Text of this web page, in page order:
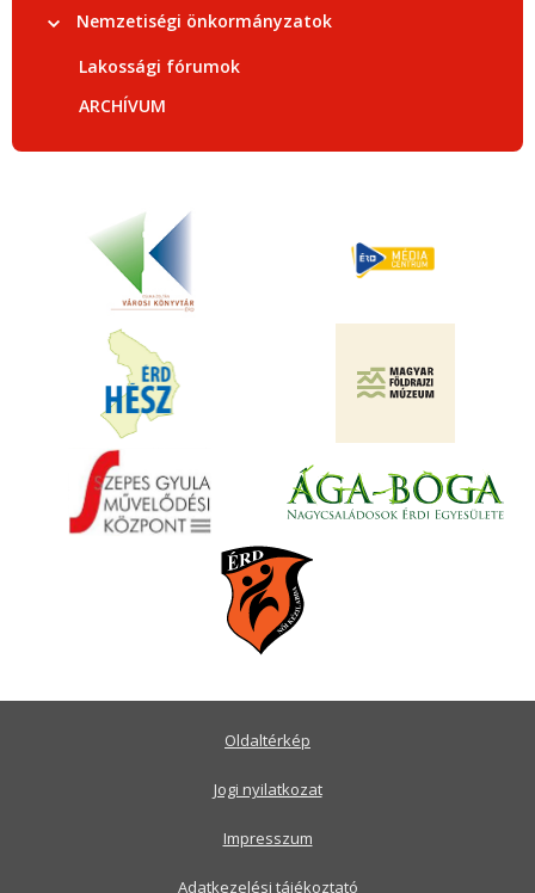
Nemzetiségi önkormányzatok
Lakossági fórumok
ARCHÍVUM
Oldaltérkép
Jogi nyilatkozat
Impresszum
Adatkezelési tájékoztató